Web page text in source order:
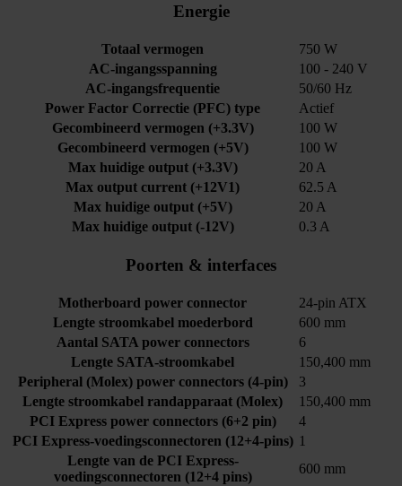
Energie
Totaal vermogen
750 W
AC-ingangsspanning
100 - 240 V
AC-ingangsfrequentie
50/60 Hz
Power Factor Correctie (PFC) type
Actief
Gecombineerd vermogen (+3.3V)
100 W
Gecombineerd vermogen (+5V)
100 W
Max huidige output (+3.3V)
20 A
Max output current (+12V1)
62.5 A
Max huidige output (+5V)
20 A
Max huidige output (-12V)
0.3 A
Poorten & interfaces
Motherboard power connector
24-pin ATX
Lengte stroomkabel moederbord
600 mm
Aantal SATA power connectors
6
Lengte SATA-stroomkabel
150,400 mm
Peripheral (Molex) power connectors (4-pin)
3
Lengte stroomkabel randapparaat (Molex)
150,400 mm
PCI Express power connectors (6+2 pin)
4
PCI Express-voedingsconnectoren (12+4-pins) 1
Lengte van de PCI Express-
voedingsconnectoren (12+4 pins)
600 mm